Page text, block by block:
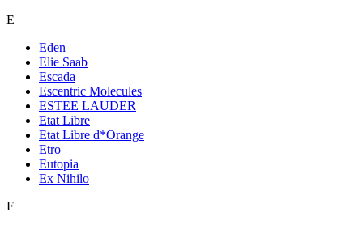
E
Eden
Elie Saab
Escada
Escentric Molecules
ESTEE LAUDER
Etat Libre
Etat Libre d*Orange
Etro
Eutopia
Ex Nihilo
F